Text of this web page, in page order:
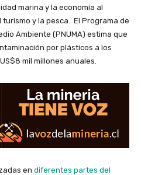
marina y la economía al
y la pesca. El Programa de
Ambiente (PNUMA) estima que
por plásticos a los
mil millones anuales.
en diferentes partes del